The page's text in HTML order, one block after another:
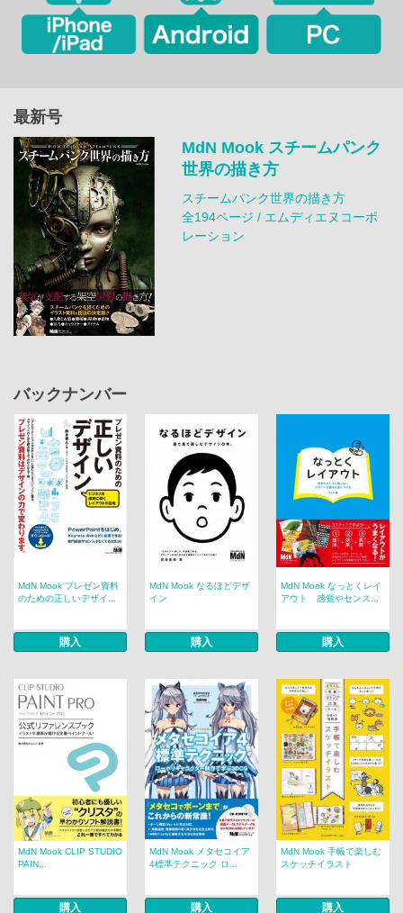
最新号
MdN Mook スチームパンク
世界の描き方
スチームパンク世界の描き方
全194ページ / エムディエヌコーポ
レーション
バックナンバー
MdN Mook プレゼン資料
のための正しいデザイ...
購入
MdN Mook なるほどデザ
イン
購入
MdN Mook なっとくレイ
アウト 感覚やセンス...
購入
MdN Mook CLIP STUDIO
PAIN...
購入
MdN Mook メタセコイア
4標準テクニック ロ...
購入
MdN Mook 手帳で楽しむ
スケッチイラスト
購入